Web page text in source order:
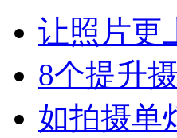
让照片更
8个提升
如拍摄单